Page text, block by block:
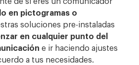
en pictogramas o
soluciones pre-instaladas
en cualquier punto del
e ir haciendo ajustes
a tus necesidades.